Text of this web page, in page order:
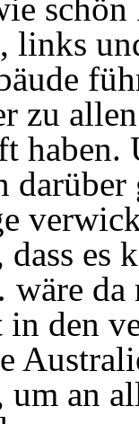
schön
links
zu
es
den
um an